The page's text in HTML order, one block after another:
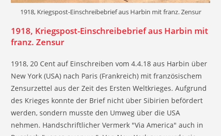
1918, Kriegspost-Einschreibebrief aus Harbin mit franz. Zensur
1918, Kriegspost-Einschreibebrief aus Harbin mit
franz. Zensur
1918, 20 Cent auf Einschreiben vom 4.4.18 aus Harbin über
New York (USA) nach Paris (Frankreich) mit französischem
Zensurzettel aus der Zeit des Ersten Weltkrieges. Aufgrund
des Krieges konnte der Brief nicht über Sibirien befördert
werden, sondern musste den Umweg über die USA
nehmen. Handschriftlicher Vermerk "Via America" auch in